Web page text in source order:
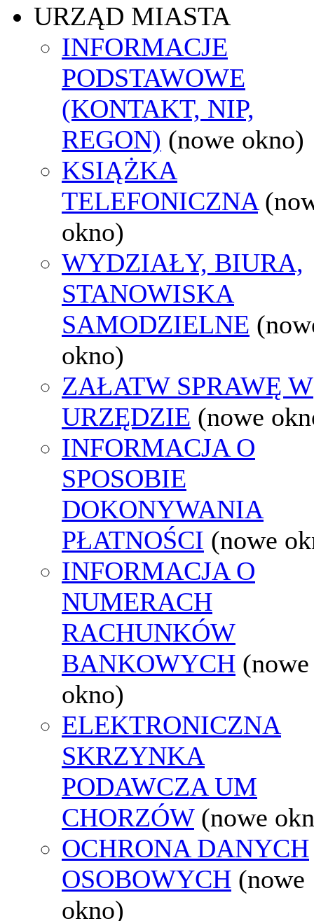
URZĄD MIASTA
INFORMACJE
PODSTAWOWE
(KONTAKT, NIP,
REGON) (nowe okno)
KSIĄŻKA
TELEFONICZNA
okno)
WYDZIAŁY, BIURA,
STANOWISKA
SAMODZIELNE
okno)
ZAŁATW SPRAWĘ W
URZĘDZIE (nowe
INFORMACJA O
SPOSOBIE
DOKONYWANIA
PŁATNOŚCI (nowe
INFORMACJA O
NUMERACH
RACHUNKÓW
BANKOWYCH (nowe
okno)
ELEKTRONICZNA
SKRZYNKA
PODAWCZA UM
CHORZÓW (nowe
OCHRONA DANYCH
OSOBOWYCH (nowe
okno)